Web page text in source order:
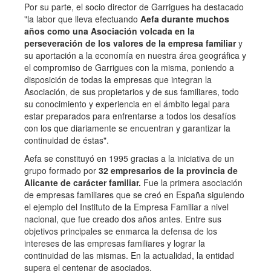
Por su parte, el socio director de Garrigues ha destacado
"la labor que lleva efectuando Aefa durante muchos
años como una Asociación volcada en la
perseveración de los valores de la empresa familiary
su aportación a la economía en nuestra área geográfica y
el compromiso de Garrigues con la misma, poniendo a
disposición de todas la empresas que integran la
Asociación, de sus propietarios y de sus familiares, todo
su conocimiento y experiencia en el ámbito legal para
estar preparados para enfrentarse a todos los desafíos
con los que diariamente se encuentran y garantizar la
continuidad de éstas".
Aefa se constituyó en 1995 gracias a la iniciativa de un
grupo formado por 32 empresarios de la provincia de
Alicante de carácter familiar. Fue la primera asociación
de empresas familiares que se creó en España siguiendo
el ejemplo del Instituto de la Empresa Familiar a nivel
nacional, que fue creado dos años antes. Entre sus
objetivos principales se enmarca la defensa de los
intereses de las empresas familiares y lograr la
continuidad de las mismas. En la actualidad, la entidad
supera el centenar de asociados.